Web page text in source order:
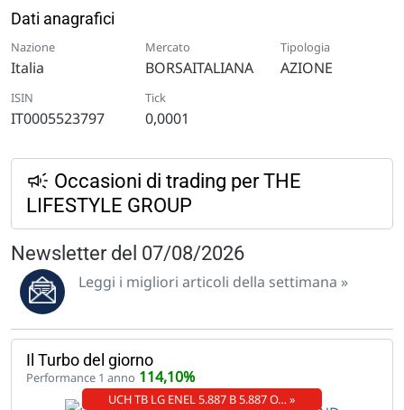
Dati anagrafici
Nazione
Italia
Mercato
BORSAITALIANA
Tipologia
AZIONE
ISIN
IT0005523797
Tick
0,0001
Occasioni di trading per THE
LIFESTYLE GROUP
Newsletter del 07/08/2026
Leggi i migliori articoli della settimana »
Il Turbo del giorno
Performance 1 anno 114,10%
UCH TB LG ENEL 5.887 B 5.887 O… »